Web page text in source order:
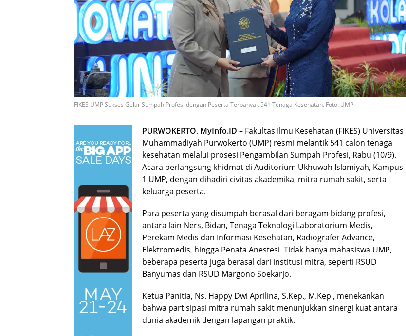
FIKES UMP Sukses Gelar Sumpah Profesi dengan Peserta Terbanyak 541 Tenaga Kesehatan. Foto: UMP
PURWOKERTO, MyInfo.ID – Fakultas Ilmu Kesehatan (FIKES) Universitas
Muhammadiyah Purwokerto (UMP) resmi melantik 541 calon tenaga
kesehatan melalui prosesi Pengambilan Sumpah Profesi, Rabu (10/9).
Acara berlangsung khidmat di Auditorium Ukhuwah Islamiyah, Kampus
1 UMP, dengan dihadiri civitas akademika, mitra rumah sakit, serta
keluarga peserta.
Para peserta yang disumpah berasal dari beragam bidang profesi,
antara lain Ners, Bidan, Tenaga Teknologi Laboratorium Medis,
Perekam Medis dan Informasi Kesehatan, Radiografer Advance,
Elektromedis, hingga Penata Anestesi. Tidak hanya mahasiswa UMP,
beberapa peserta juga berasal dari institusi mitra, seperti RSUD
Banyumas dan RSUD Margono Soekarjo.
Ketua Panitia, Ns. Happy Dwi Aprilina, S.Kep., M.Kep., menekankan
bahwa partisipasi mitra rumah sakit menunjukkan sinergi kuat antara
dunia akademik dengan lapangan praktik.